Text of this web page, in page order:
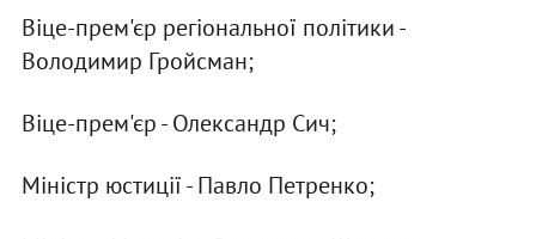
Віце-прем'єр регіональної політики -
Володимир Гройсман;
Віце-прем'єр - Олександр Сич;
Міністр юстиції - Павло Петренко;